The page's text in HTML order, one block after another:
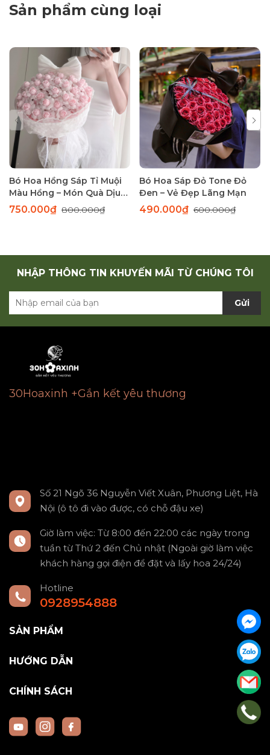
Sản phẩm cùng loại
Bó Hoa Hồng Sáp Tỉ Muội
Màu Hồng – Món Quà Dịu
Dàng Thay Lời Yêu Thương
750.000₫ 800.000₫
Bó Hoa Sáp Đỏ Tone Đỏ
Đen – Vẻ Đẹp Lãng Mạn
490.000₫ 600.000₫
NHẬP THÔNG TIN KHUYẾN MÃI TỪ CHÚNG TÔI
Gửi
30Hoaxinh +Gắn kết yêu thương
Số 21 Ngõ 36 Nguyễn Viết Xuân, Phương Liệt, Hà
Nội (ô tô đi vào được, có chỗ đậu xe)
Giờ làm việc: Từ 8:00 đến 22:00 các ngày trong
tuần từ Thứ 2 đến Chủ nhật (Ngoài giờ làm việc
khách hàng gọi điện để đặt và lấy hoa 24/24)
Hotline
0928954888
SẢN PHẨM
HƯỚNG DẪN
CHÍNH SÁCH